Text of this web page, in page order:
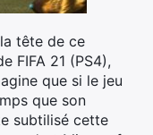
tête de ce
FIFA 21 (PS4),
que si le jeu
que son
subtilisé cette